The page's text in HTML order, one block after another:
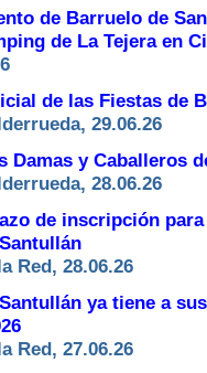
de Barruelo de
de La Tejera en
de las Fiestas de
29.06.26
Damas y Caballeros
28.06.26
de inscripción
Red, 28.06.26
ya tiene a
Red, 27.06.26